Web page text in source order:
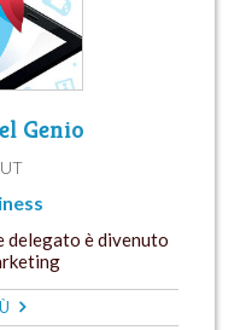
Genio
delegato è divenuto